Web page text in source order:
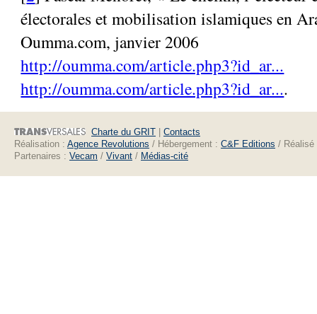
électorales et mobilisation islamiques en
Oumma.com, janvier 2006
http://oumma.com/article.php3?id_ar...
http://oumma.com/article.php3?id_ar....
Charte du GRIT | Contacts
Réalisation : Agence Revolutions / Hébergement : C&F Editions /
Partenaires : Vecam / Vivant / Médias-cité